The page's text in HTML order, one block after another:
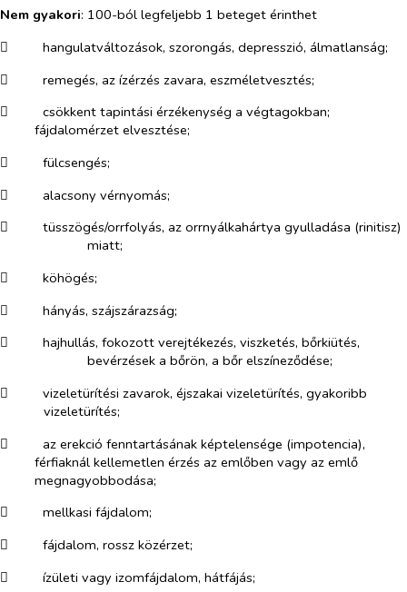
Nem gyakori: 100-ból legfeljebb 1 beteget érinthet
​
hangulatváltozások, szorongás, depresszió, álmatlanság;
​
remegés, az ízérzés zavara, eszméletvesztés;
​
csökkent tapintási érzékenység a végtagokban;
fájdalomérzet elvesztése;
​
fülcsengés;
​
alacsony vérnyomás;
​
tüsszögés/orrfolyás, az orrnyálkahártya gyulladása (rinitisz)
miatt;
​
köhögés;
​
hányás, szájszárazság;
​
hajhullás, fokozott verejtékezés, viszketés, bőrkiütés,
bevérzések a bőrön, a bőr elszíneződése;
​
vizeletürítési zavarok, éjszakai vizeletürítés, gyakoribb
vizeletürítés;
​
az erekció fenntartásának képtelensége (impotencia),
férfiaknál kellemetlen érzés az emlőben vagy az emlő
megnagyobbodása;
​
mellkasi fájdalom;
​
fájdalom, rossz közérzet;
​
ízületi vagy izomfájdalom, hátfájás;